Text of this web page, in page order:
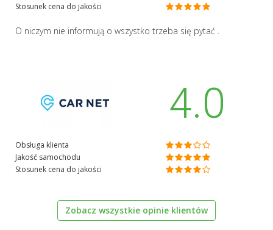
Stosunek cena do jakości
O niczym nie informują o wszystko trzeba się pytać .
4.0
Obsługa klienta
Jakość samochodu
Stosunek cena do jakości
Zobacz wszystkie opinie klientów